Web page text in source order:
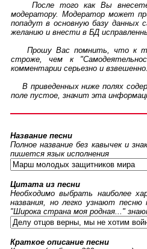
После того как Вы внесете
модератору. Модератор может
попадут в основную базу
желанию и внести в БД
Прошу Вас помнить, что к
строже, чем к
комментарии серьезно и
В приведенных ниже полях
поле пустое, значит эта
Название песни
Полное название без кавычек и
пишется язык исполнения
Цитата из песни
Необходимо выбрать наиболее
названия, но легко узнают
"Широка страна моя родная..."
Краткое описание песни